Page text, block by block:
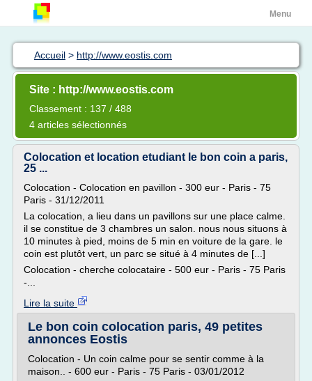
Menu
Accueil > http://www.eostis.com
Site : http://www.eostis.com
Classement : 137 / 488
4 articles sélectionnés
Colocation et location etudiant le bon coin a paris,
25 ...
Colocation - Colocation en pavillon - 300 eur - Paris - 75
Paris - 31/12/2011
La colocation, a lieu dans un pavillons sur une place calme.
il se constitue de 3 chambres un salon. nous nous situons à
10 minutes à pied, moins de 5 min en voiture de la gare. le
coin est plutôt vert, un parc se situé à 4 minutes de [...]
Colocation - cherche colocataire - 500 eur - Paris - 75 Paris
-...
Lire la suite
Le bon coin colocation paris, 49 petites
annonces Eostis
Colocation - Un coin calme pour se sentir comme à la
maison.. - 600 eur - Paris - 75 Paris - 03/01/2012